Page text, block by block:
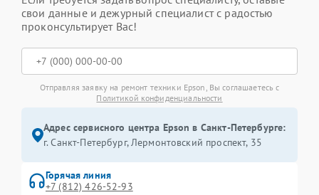
свои данные и дежурный специалист с радостью
проконсультирует Вас!
Отправляя заявку на ремонт техники Epson, Вы соглашаетесь с
Политикой конфиденциальности
Адрес сервисного центра Epson в Санкт-Петербурге:
г. Санкт-Петербург, Лермонтовский проспект, 35
Горячая линия
+7 (812) 426-52-93